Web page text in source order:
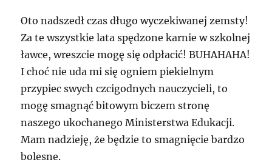
Oto nadszedł czas długo wyczekiwanej zemsty!
Za te wszystkie lata spędzone karnie w szkolnej
ławce, wreszcie mogę się odpłacić! BUHAHAHA!
I choć nie uda mi się ogniem piekielnym
przypiec swych czcigodnych nauczycieli, to
mogę smagnąć bitowym biczem stronę
naszego ukochanego Ministerstwa Edukacji.
Mam nadzieję, że będzie to smagnięcie bardzo
bolesne.